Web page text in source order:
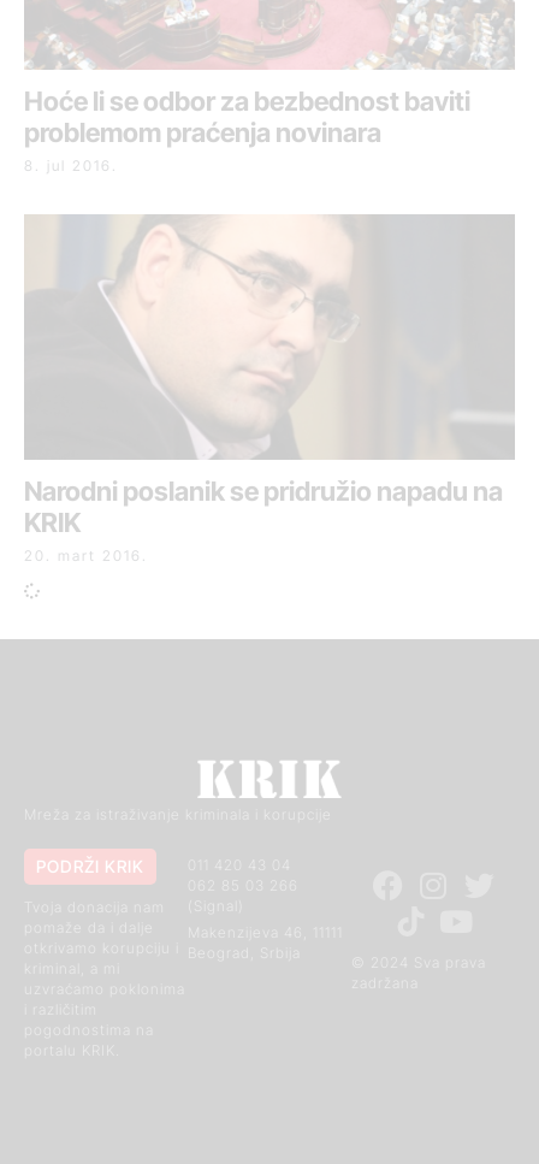
Hoće li se odbor za bezbednost baviti
problemom praćenja novinara
8. jul 2016.
Narodni poslanik se pridružio napadu na
KRIK
20. mart 2016.
Mreža za istraživanje kriminala i korupcije
© 2024 Sva prava
011 420 43 04
Makenzijeva 46, 11111
PODRŽI KRIK
otkrivamo korupciju i
kriminal, a mi
uzvraćamo poklonima
i različitim
pogodnostima na
portalu KRIK.